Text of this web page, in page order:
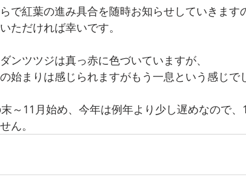
で紅葉の進み具合を随時お知らせしていきます
ただければ幸いです。
ンツツジは真っ赤に色づいていますが、
始まりは感じられますがもう一息という感じで
～11月始め、今年は例年より少し遅めなので
ん。